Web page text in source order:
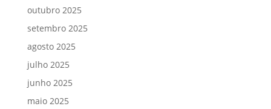
outubro 2025
setembro 2025
agosto 2025
julho 2025
junho 2025
maio 2025